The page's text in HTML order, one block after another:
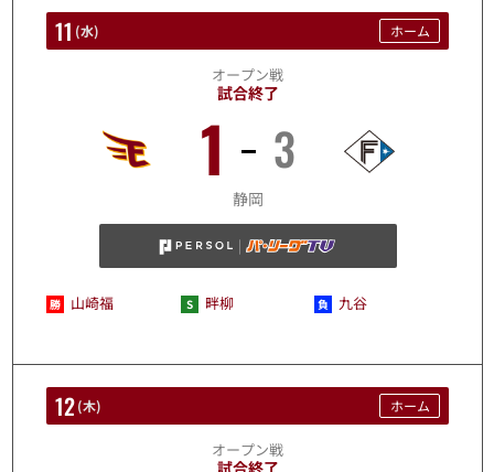
11 (水) ホーム
オープン戦
試合終了
1 3
静岡
山崎福 畔柳 九谷
12(木) ホーム
オープン戦
試合終了